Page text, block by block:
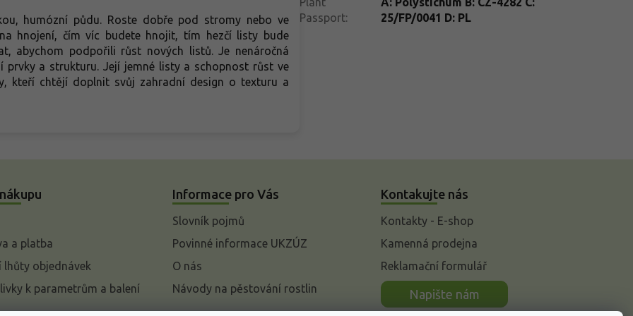
humózní půdu. Roste dobře pod stromy nebo ve
hnojení, čím víc budete hnojit, tím hezčí listy bude
abychom podpořili růst nových listů. Je nenáročná
a strukturu. Její jemné listy a schopnost růst ve
kteří chtějí doplnit svůj zahradní design o texturu a
Passport:
25/FP/0041 D: PL
a platba
lhůty objednávek
k parametrům a balení
Informace pro Vás
Slovník pojmů
Povinné informace UKZÚZ
O nás
Návody na pěstování rostlin
Kontakujte nás
Kontakty - E-shop
Kamenná prodejna
Reklamační formulář
Napište nám